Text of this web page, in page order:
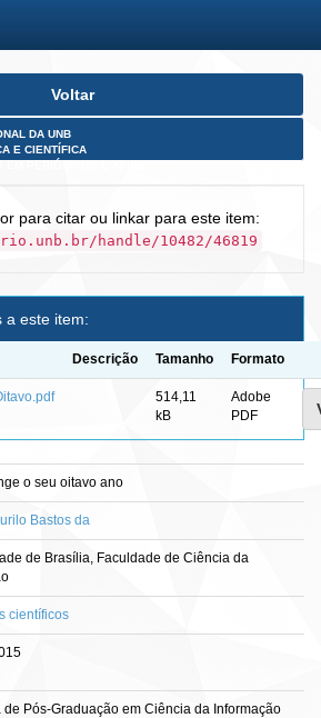
Voltar
DA UNB
E CIENTÍFICA
para citar ou linkar para este item:
handle/10482/46819
a este item:
Descrição Tamanho Formato
514,11
kB
Adobe
PDF
o seu oitavo ano
Bastos da
de Brasília, Faculdade de Ciência da
científicos
de Pós-Graduação em Ciência da Informação